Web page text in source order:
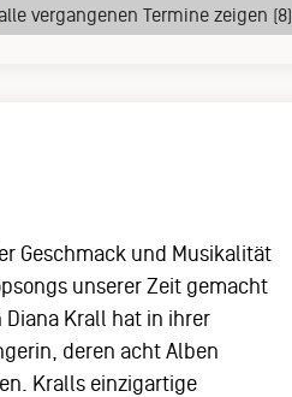
vergangenen Termine zeigen (8)
Geschmack und Musikalität
unserer Zeit gemacht
Diana Krall hat in ihrer
deren acht Alben
Kralls einzigartige